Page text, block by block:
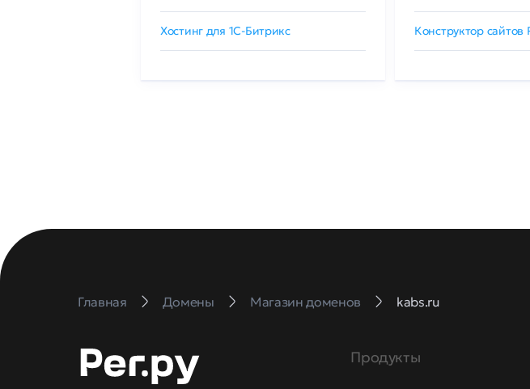
Хостинг для 1C-Битрикс Конструктор сайтов
Главная Домены Магазин доменов kabs.ru
Продукты